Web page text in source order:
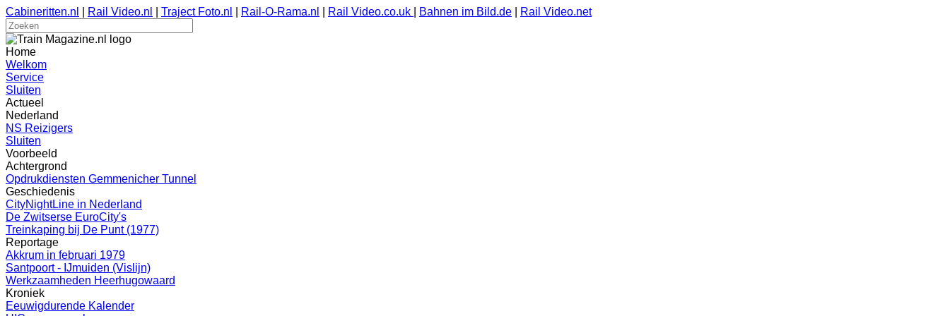
Cabineritten.nl Rail Video.nl Traject Foto.nl Rail-O-Rama.nl Rail Video.co.uk Bahnen im Bild.de Rail Video.net
Home
Welkom
Service
Sluiten
Actueel
Nederland
NS Reizigers
Sluiten
Voorbeeld
Achtergrond
Opdrukdiensten Gemmenicher Tunnel
Geschiedenis
CityNightLine in Nederland
De Zwitserse EuroCity's
Treinkaping bij De Punt (1977)
Reportage
Akkrum in februari 1979
Santpoort - IJmuiden (Vislijn)
Werkzaamheden Heerhugowaard
Kroniek
Eeuwigdurende Kalender